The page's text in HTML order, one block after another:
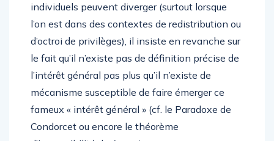
individuels peuvent diverger (surtout lorsque
l’on est dans des contextes de redistribution ou
d’octroi de privilèges), il insiste en revanche sur
le fait qu’il n’existe pas de définition précise de
l’intérêt général pas plus qu’il n’existe de
mécanisme susceptible de faire émerger ce
fameux « intérêt général » (cf. le Paradoxe de
Condorcet ou encore le théorème